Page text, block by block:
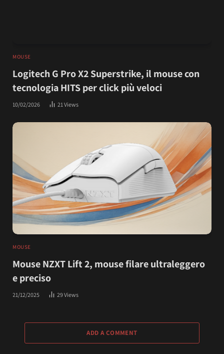
MOUSE
Logitech G Pro X2 Superstrike, il mouse con
tecnologia HITS per click più veloci
10/02/2026 21 Views
MOUSE
Mouse NZXT Lift 2, mouse filare ultraleggero
e preciso
21/12/2025 29Views
ADD A COMMENT